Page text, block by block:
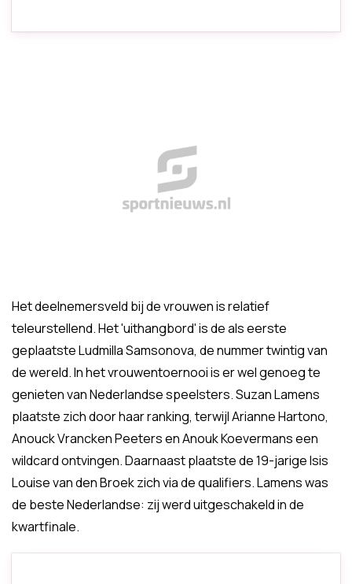
Het deelnemersveld bij de vrouwen is relatief
teleurstellend. Het 'uithangbord' is de als eerste
geplaatste Ludmilla Samsonova, de nummer twintig van
de wereld. In het vrouwentoernooi is er wel genoeg te
genieten van Nederlandse speelsters. Suzan Lamens
plaatste zich door haar ranking, terwijl Arianne Hartono,
Anouck Vrancken Peeters en Anouk Koevermans een
wildcard ontvingen. Daarnaast plaatste de 19-jarige Isis
Louise van den Broek zich via de qualifiers. Lamens was
de beste Nederlandse: zij werd uitgeschakeld in de
kwartfinale.